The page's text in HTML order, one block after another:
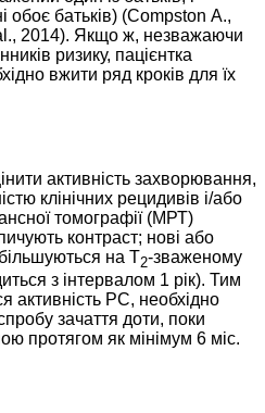
обоє батьків) (Compston A.,
2014). Якщо ж, незважаючи
ризику, пацієнтка
вжити ряд кроків для їх
активність захворювання,
клінічних рецидивів і/або
томографії (МРТ)
контраст; нові або
на Т2-зваженому
з інтервалом 1 рік). Тим
активність РС, необхідно
зачаття доти, поки
протягом як мінімум 6 міс.